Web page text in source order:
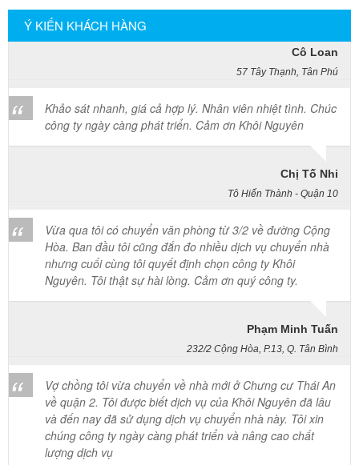
Ý KIẾN KHÁCH HÀNG
57 Tây Thạnh, Tân Phú
Khảo sát nhanh, giá cả hợp lý. Nhân viên nhiệt tình. Chúc
công ty ngày càng phát triển. Cảm ơn Khôi Nguyên
Chị Tố Nhi
Tô Hiến Thành - Quận 10
Vừa qua tôi có chuyển văn phòng từ 3/2 về đường Cộng
Hòa. Ban đầu tôi cũng đắn đo nhiều dịch vụ chuyển nhà
nhưng cuối cùng tôi quyết định chọn công ty Khôi
Nguyên. Tôi thật sự hài lòng. Cảm ơn quý công ty.
Phạm Minh Tuấn
232/2 Cộng Hòa, P.13, Q. Tân Bình
Vợ chồng tôi vừa chuyển về nhà mới ở Chưng cư Thái An
về quận 2. Tôi được biết dịch vụ của Khôi Nguyên đã lâu
và đến nay đã sử dụng dịch vụ chuyển nhà này. Tôi xin
chúng công ty ngày càng phát triển và nâng cao chất
lượng dịch vụ